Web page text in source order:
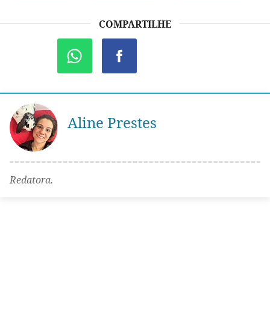
COMPARTILHE
Aline Prestes
Redatora.